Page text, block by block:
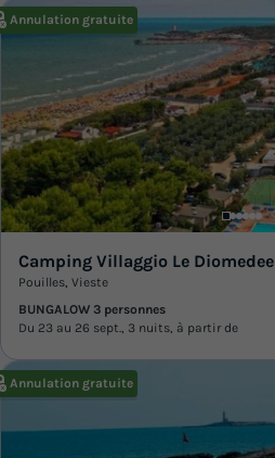
Annulation gratuite
Camping Villaggio Le Diomedee
Pouilles, Vieste
BUNGALOW 3 personnes
Du 23 au 26 sept., 3 nuits, à partir de
Annulation gratuite